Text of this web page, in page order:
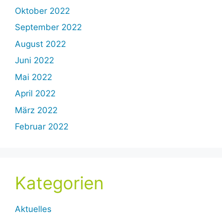
Oktober 2022
September 2022
August 2022
Juni 2022
Mai 2022
April 2022
März 2022
Februar 2022
Kategorien
Aktuelles